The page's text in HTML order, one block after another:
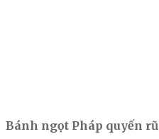
Bánh ngọt Pháp quyến rũ